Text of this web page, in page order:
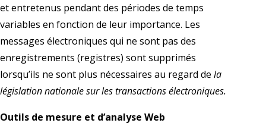
et entretenus pendant des périodes de temps
variables en fonction de leur importance. Les
messages électroniques qui ne sont pas des
enregistrements (registres) sont supprimés
lorsqu’ils ne sont plus nécessaires au regard de la
législation nationale sur les transactions électroniques.
Outils de mesure et d’analyse Web